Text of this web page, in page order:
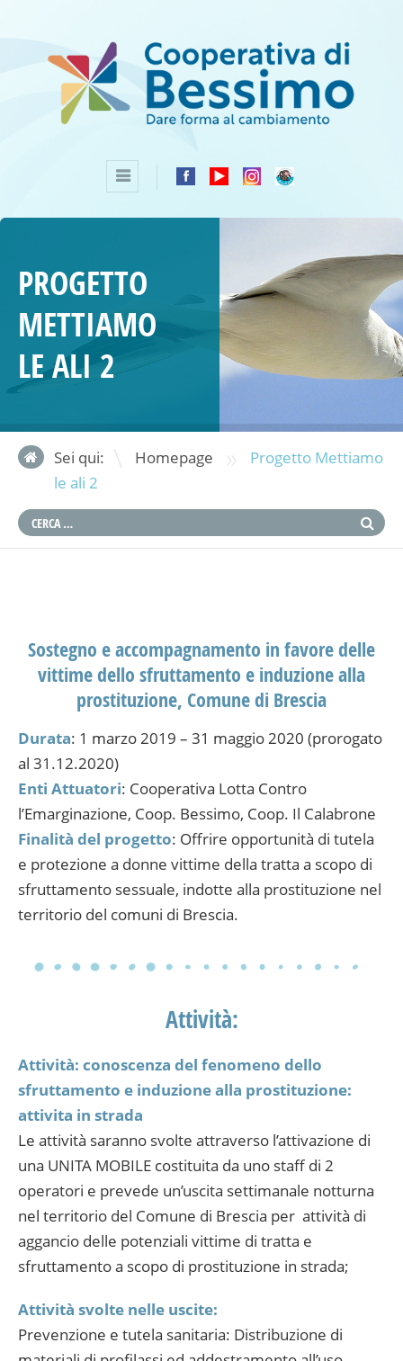
PROGETTO
METTIAMO
LE ALI 2
Sei qui: Homepage »
Progetto Mettiamo
le ali 2
Sostegno e accompagnamento in favore delle
vittime dello sfruttamento e induzione alla
prostituzione, Comune di Brescia
Durata: 1 marzo 2019 – 31 maggio 2020 (prorogato
al 31.12.2020)
Enti Attuatori: Cooperativa Lotta Contro
l’Emarginazione, Coop. Bessimo, Coop. Il Calabrone
Finalità del progetto: Offrire opportunità di tutela
e protezione a donne vittime della tratta a scopo di
sfruttamento sessuale, indotte alla prostituzione nel
territorio del comuni di Brescia.
Attività:
Attività: conoscenza del fenomeno dello
sfruttamento e induzione alla prostituzione:
attivita in strada
Le attività saranno svolte attraverso l’attivazione di
una UNITA MOBILE costituita da uno staff di 2
operatori e prevede un’uscita settimanale notturna
nel territorio del Comune di Brescia per attività di
aggancio delle potenziali vittime di tratta e
sfruttamento a scopo di prostituzione in strada;
Attività svolte nelle uscite:
Prevenzione e tutela sanitaria: Distribuzione di